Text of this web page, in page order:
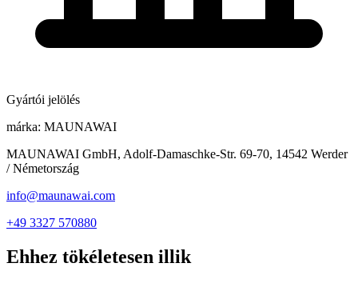
Gyártói jelölés
márka: MAUNAWAI
MAUNAWAI GmbH, Adolf-Damaschke-Str. 69-70, 14542 Werder
/ Németország
info@maunawai.com
+49 3327 570880
Ehhez tökéletesen illik